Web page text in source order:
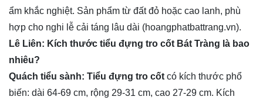
ẩm khắc nghiệt. Sản phẩm từ đất đỏ hoặc cao lanh, phù
hợp cho nghi lễ cải táng lâu dài (hoangphatbattrang.vn).
Lê Liên: Kích thước tiểu đựng tro cốt Bát Tràng là bao
nhiêu?
Quách tiểu sành: Tiểu đựng tro cốt có kích thước phổ
biến: dài 64-69 cm, rộng 29-31 cm, cao 27-29 cm. Kích